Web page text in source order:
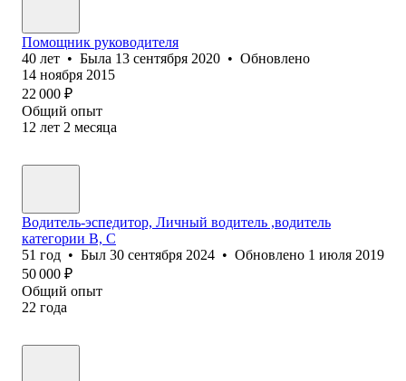
Помощник руководителя
40 лет • Была 13 сентября 2020 • Обновлено
14 ноября 2015
22 000 ₽
Общий опыт
12 лет 2 месяца
Водитель-эспедитор, Личный водитель ,водитель
категории В, С
51 год • Был 30 сентября 2024 • Обновлено 1 июля 2019
50 000 ₽
Общий опыт
22 года